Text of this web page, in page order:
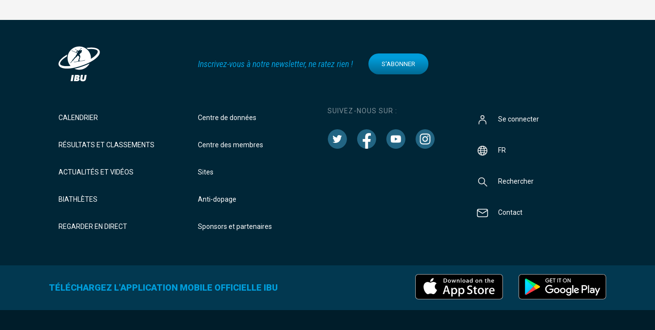
Inscrivez-vous à notre newsletter, ne ratez rien ! S'ABONNER
CALENDRIER
RÉSULTATS ET CLASSEMENTS
ACTUALITÉS ET VIDÉOS
BIATHLÈTES
REGARDER EN DIRECT
Centre de données
Centre des membres
Sites
Anti-dopage
Sponsors et partenaires
SUIVEZ-NOUS SUR :
Se connecter
FR
Rechercher
Contact
TÉLÉCHARGEZ L'APPLICATION MOBILE OFFICIELLE IBU